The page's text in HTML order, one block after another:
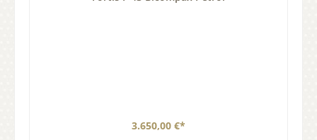
3.650,00 €*